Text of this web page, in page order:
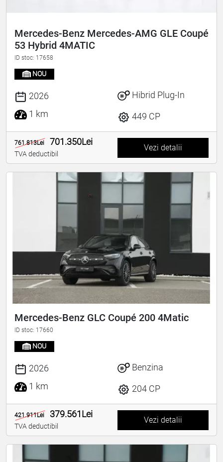
Mercedes-Benz Mercedes-AMG GLE Coupé
53 Hybrid 4MATIC
ID stoc: 17658
NOU
2026
1 km
Hibrid Plug-In
449 CP
761.813Lei 701.350Lei
TVA deductibil
Vezi detalii
Mercedes-Benz GLC Coupé 200 4Matic
ID stoc: 17660
NOU
2026
1 km
Benzina
204 CP
421.911Lei 379.561Lei
TVA deductibil
Vezi detalii